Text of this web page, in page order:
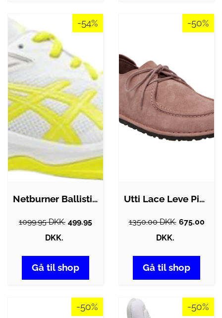
-54%
Netburner Ballistic FF Indendørssko
1099.95 DKK. 499.95
DKK.
Gå til shop
-50%
Utti Lace Leve Pink Clay
1350.00 DKK. 675.00
DKK.
Gå til shop
-50% -50%